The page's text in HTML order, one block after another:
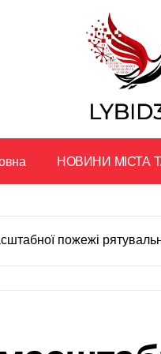
НОВИНИ МІСТА
пожежі